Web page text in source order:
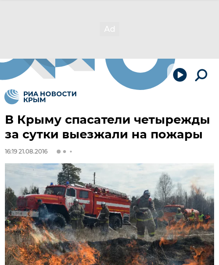
В Крыму спасатели четырежды
за сутки выезжали на пожары
16:19 21.08.2016